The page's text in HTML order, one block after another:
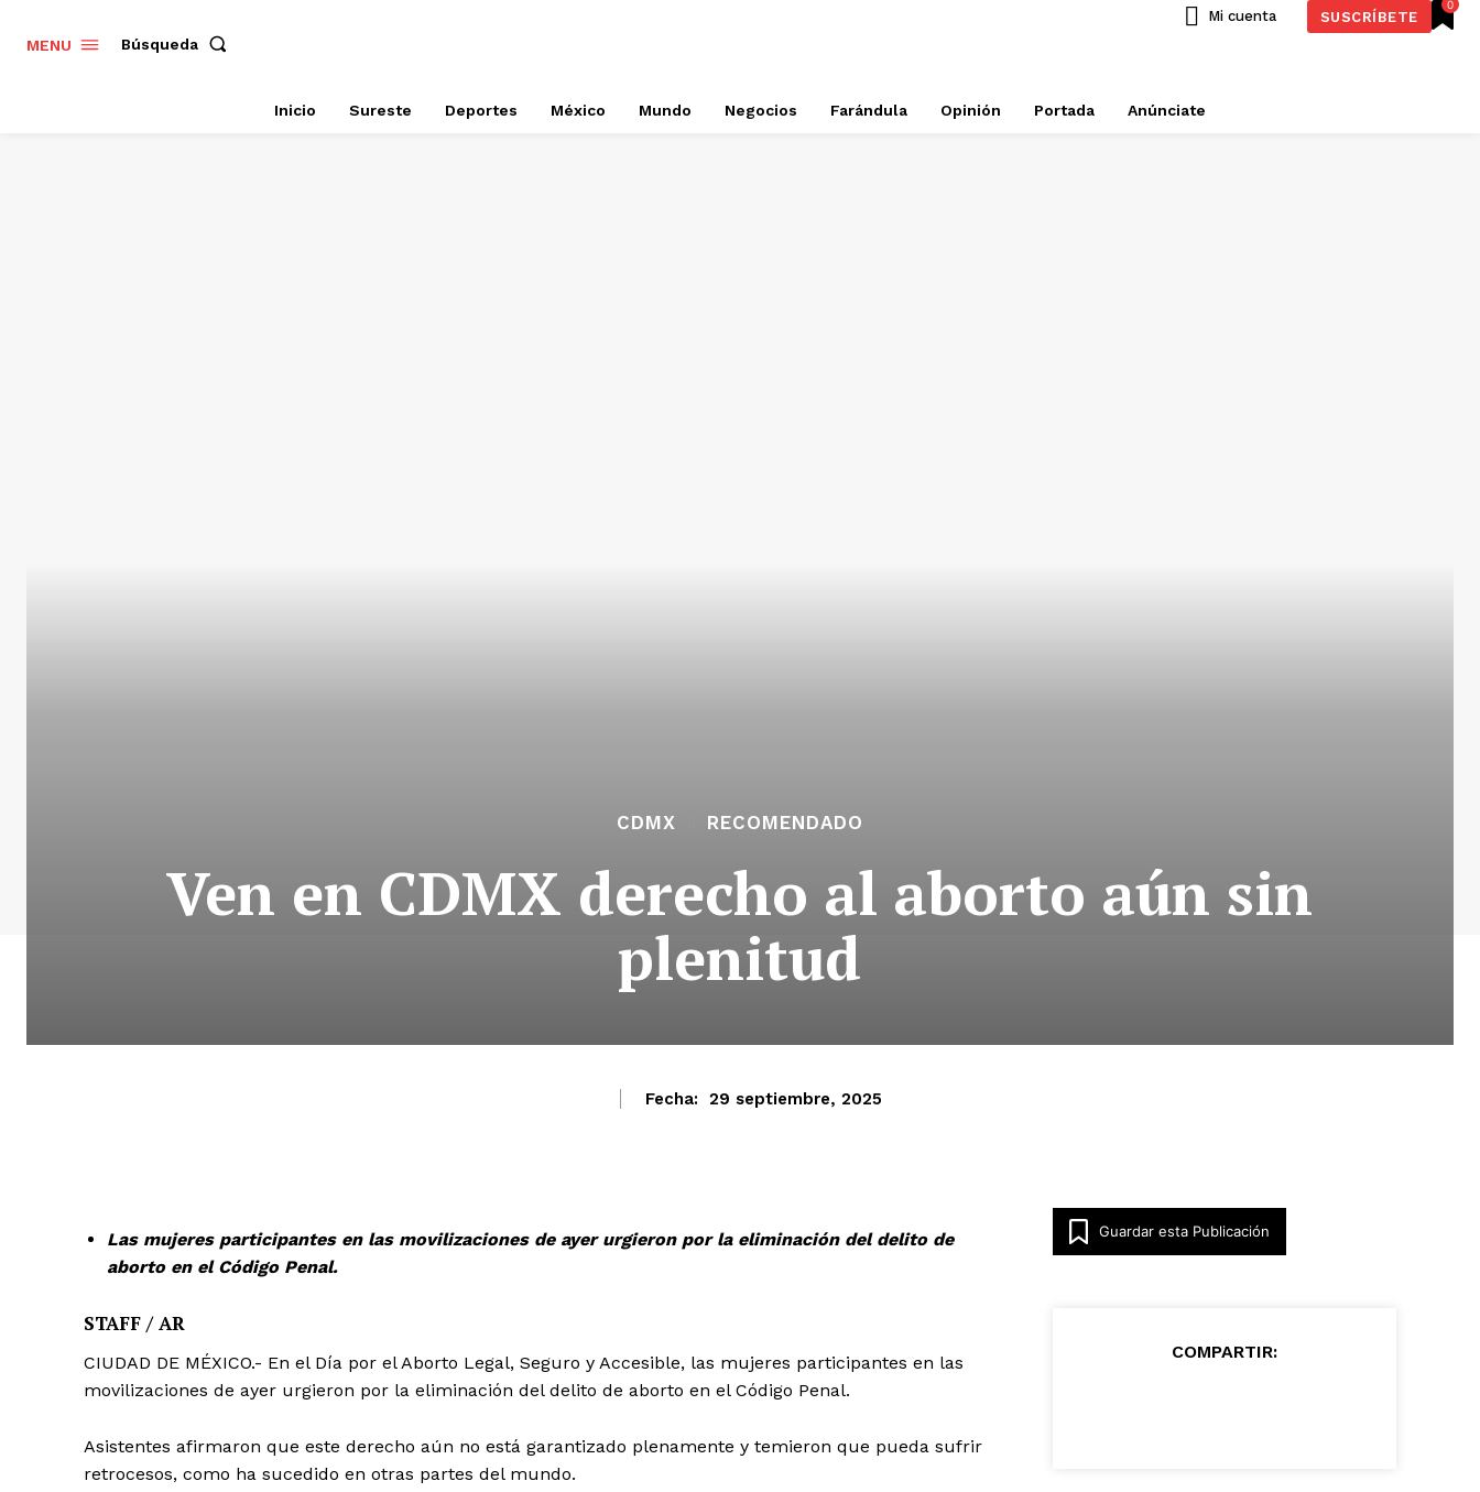
MENU Búsqueda
0
Mi cuenta SUSCRÍBETE
Inicio Sureste Deportes México Mundo Negocios Farándula Opinión Portada Anúnciate
CDMX RECOMENDADO
Ven en CDMX derecho al aborto aún sin
plenitud
Fecha: 29 septiembre, 2025
Las mujeres participantes en las movilizaciones de ayer urgieron por la eliminación del delito de
aborto en el Código Penal.
STAFF / AR
CIUDAD DE MÉXICO.- En el Día por el Aborto Legal, Seguro y Accesible, las mujeres participantes en las
movilizaciones de ayer urgieron por la eliminación del delito de aborto en el Código Penal.
Asistentes afirmaron que este derecho aún no está garantizado plenamente y temieron que pueda sufrir
retrocesos, como ha sucedido en otras partes del mundo.
Guardar esta Publicación
COMPARTIR: